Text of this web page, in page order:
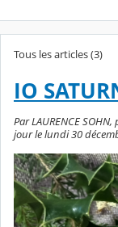
Tous les articles (3)
IO
Par LAURENCE
jour le lundi 30